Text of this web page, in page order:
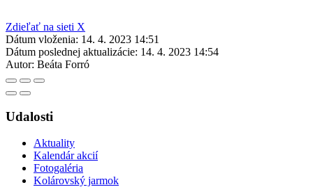
Zdieľať na sieti X
Dátum vloženia: 14. 4. 2023 14:51
Dátum poslednej aktualizácie: 14. 4. 2023 14:54
Autor: Beáta Forró
Udalosti
Aktuality
Kalendár akcií
Fotogaléria
Kolárovský jarmok